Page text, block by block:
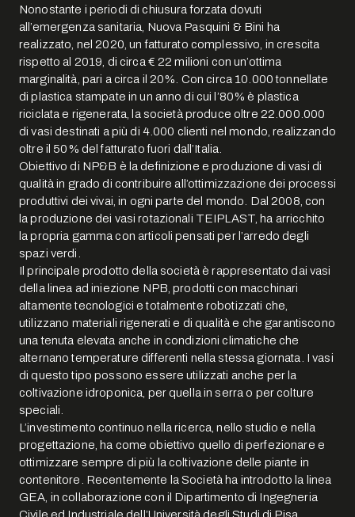
Nonostante i periodi di chiusura forzata dovuti
all’emergenza sanitaria, Nuova Pasquini & Bini ha
realizzato, nel 2020, un fatturato complessivo, in crescita
rispetto al 2019, di circa € 22 milioni con un’ottima
marginalità, pari a circa il 20%. Con circa 10.000 tonnellate
di plastica stampate in un anno di cui l’80% è plastica
riciclata e rigenerata, la società produce oltre 22.000.000
di vasi destinati a più di 4.000 clienti nel mondo, realizzando
oltre il 50% del fatturato fuori dall’Italia.
Obiettivo di NP&B è la definizione e produzione di vasi di
qualità in grado di contribuire all’ottimizzazione dei processi
produttivi dei vivai, in ogni parte del mondo. Dal 2008, con
la produzione dei vasi rotazionali TEIPLAST, ha arricchito
la propria gamma con articoli pensati per l’arredo degli
spazi verdi.
Il principale prodotto della società è rappresentato dai vasi
della linea ad iniezione NPB, prodotti con macchinari
altamente tecnologici e totalmente robotizzati che,
utilizzano materiali rigenerati e di qualità e che garantiscono
una tenuta elevata anche in condizioni climatiche che
alternano temperature differenti nella stessa giornata. I vasi
di questo tipo possono essere utilizzati anche per la
coltivazione idroponica, per quella in serra o per colture
speciali.
L’investimento continuo nella ricerca, nello studio e nella
progettazione, ha come obiettivo quello di perfezionare e
ottimizzare sempre di più la coltivazione delle piante in
contenitore. Recentemente la Società ha introdotto la linea
GEA, in collaborazione con il Dipartimento di Ingegneria